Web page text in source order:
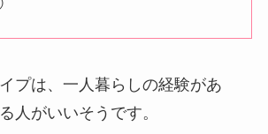
プは、一人暮らしの経験があ
人がいいそうです。